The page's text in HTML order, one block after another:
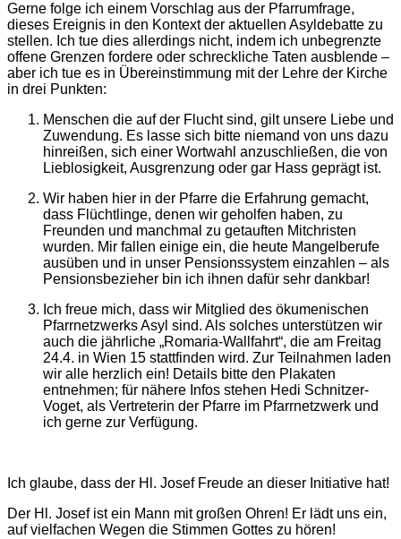
Gerne folge ich einem Vorschlag aus der Pfarrumfrage,
dieses Ereignis in den Kontext der aktuellen Asyldebatte zu
stellen. Ich tue dies allerdings nicht, indem ich unbegrenzte
offene Grenzen fordere oder schreckliche Taten ausblende –
aber ich tue es in Übereinstimmung mit der Lehre der Kirche
in drei Punkten:
Menschen die auf der Flucht sind, gilt unsere Liebe und
Zuwendung. Es lasse sich bitte niemand von uns dazu
hinreißen, sich einer Wortwahl anzuschließen, die von
Lieblosigkeit, Ausgrenzung oder gar Hass geprägt ist.
Wir haben hier in der Pfarre die Erfahrung gemacht,
dass Flüchtlinge, denen wir geholfen haben, zu
Freunden und manchmal zu getauften Mitchristen
wurden. Mir fallen einige ein, die heute Mangelberufe
ausüben und in unser Pensionssystem einzahlen – als
Pensionsbezieher bin ich ihnen dafür sehr dankbar!
Ich freue mich, dass wir Mitglied des ökumenischen
Pfarrnetzwerks Asyl sind. Als solches unterstützen wir
auch die jährliche „Romaria-Wallfahrt“, die am Freitag
24.4. in Wien 15 stattfinden wird. Zur Teilnahmen laden
wir alle herzlich ein! Details bitte den Plakaten
entnehmen; für nähere Infos stehen Hedi Schnitzer-
Voget, als Vertreterin der Pfarre im Pfarrnetzwerk und
ich gerne zur Verfügung.
Ich glaube, dass der Hl. Josef Freude an dieser Initiative hat!
Der Hl. Josef ist ein Mann mit großen Ohren! Er lädt uns ein,
auf vielfachen Wegen die Stimmen Gottes zu hören!